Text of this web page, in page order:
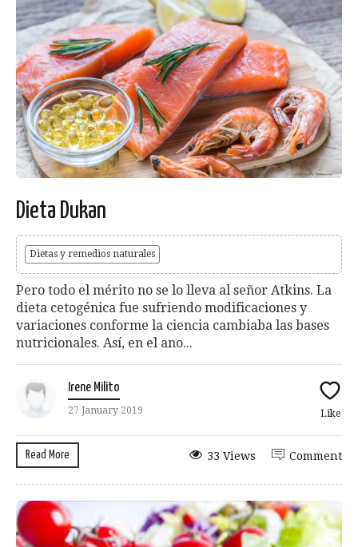
Dieta Dukan
Dietas y remedios naturales
Pero todo el mérito no se lo lleva al señor Atkins. La
dieta cetogénica fue sufriendo modificaciones y
variaciones conforme la ciencia cambiaba las bases
nutricionales. Así, en el ano...
Irene Milito
27 January 2019 Like
Read More Comment
33 Views